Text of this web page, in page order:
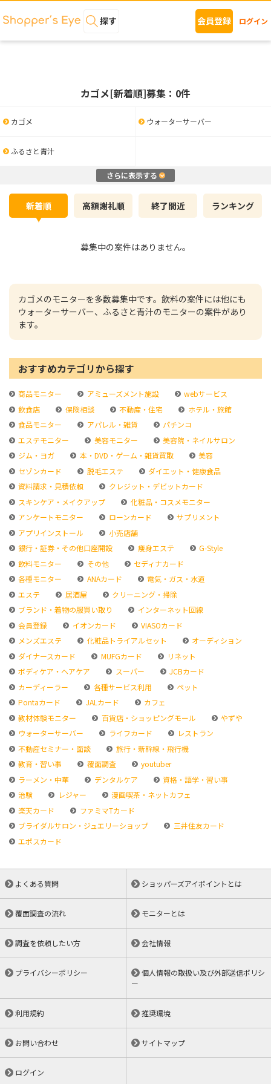
探す 会員登録 ログイン
カゴメ[新着順]募集：0件
カゴメ ウォーターサーバー
ふるさと青汁
さらに表示する
新着順 高額謝礼順 終了間近 ランキング
募集中の案件はありません。
カゴメのモニターを多数募集中です。飲料の案件には他にも
ウォーターサーバー、ふるさと青汁のモニターの案件があり
ます。
おすすめカテゴリから探す
商品モニター アミューズメント施設
webサービス
飲食店
保険相談 不動産・住宅
ホテル・旅館
食品モニター
アパレル・雑貨
パチンコ
エステモニター
美容モニター
美容院・ネイルサロン
ジム・ヨガ
本・DVD・ゲーム・雑貨買取
美容
セゾンカード
脱毛エステ
ダイエット・健康食品
資料請求・見積依頼
クレジット・デビットカード
スキンケア・メイクアップ
化粧品・コスメモニター
アンケートモニター
ローンカード
サプリメント
アプリインストール
小売店舗
銀行・証券・その他口座開設
痩身エステ
G-Style
飲料モニター
その他
セディナカード
各種モニター
ANAカード
電気・ガス・水道
エステ
居酒屋
クリーニング・掃除
ブランド・着物の服買い取り
インターネット回線
会員登録
イオンカード
VIASOカード
メンズエステ
化粧品トライアルセット
オーディション
ダイナースカード
MUFGカード
リネット
ボディケア・ヘアケア
スーパー
JCBカード
カーディーラー
各種サービス利用
ペット
Pontaカード
JALカード
カフェ
教材体験モニター
百貨店・ショッピングモール
やずや
ウォーターサーバー
ライフカード
レストラン
不動産セミナー・面談
旅行・新幹線・飛行機
教育・習い事
覆面調査
youtuber
ラーメン・中華
デンタルケア
資格・語学・習い事
治験
レジャー
漫画喫茶・ネットカフェ
楽天カード
ファミマTカード
ブライダルサロン・ジュエリーショップ
三井住友カード
エポスカード
よくある質問 ショッパーズアイポイントとは
覆面調査の流れ モニターとは
調査を依頼したい方 会社情報
プライバシーポリシー
個人情報の取扱い及び外部送信ポリシ
ー
利用規約 推奨環境
お問い合わせ サイトマップ
ログイン